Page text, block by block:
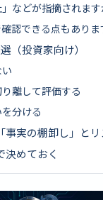
などが指摘されま
認できる点もありま
（投資家向け）
離して評価する
分ける
実の棚卸し」と
めておく